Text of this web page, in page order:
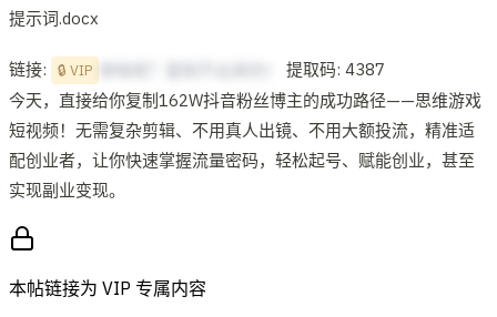
提示词.docx
链接: 🔒 VIP
提取码: 4387
今天，直接给你复制162W抖音粉丝博主的成功路径——思维游戏
短视频！无需复杂剪辑、不用真人出镜、不用大额投流，精准适
配创业者，让你快速掌握流量密码，轻松起号、赋能创业，甚至
实现副业变现。
本帖链接为 VIP 专属内容